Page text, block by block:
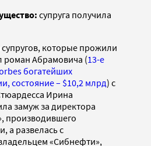
супруга получила
которые прожили
роман Абрамовича (13-е
богатейших
состояние – $10,2 млрд) с
Ирина
замуж за директора
производившего
а развелась с
«Сибнефти»,